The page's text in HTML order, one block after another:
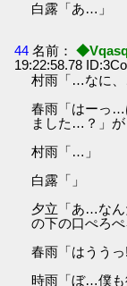
白露「あ…」
44 名前：
19:22:58.78
村雨「…なに、
春雨「はーっ
ました…？」が
村雨「…」
白露「」
夕立「あ…な
の下の口ぺろぺ
春雨「はうう
時雨「ぼ…僕